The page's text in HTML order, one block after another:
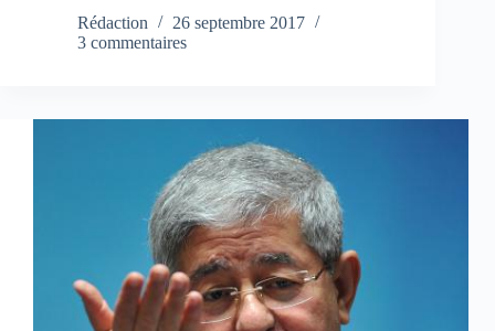
Rédaction
26 septembre 2017
3 commentaires